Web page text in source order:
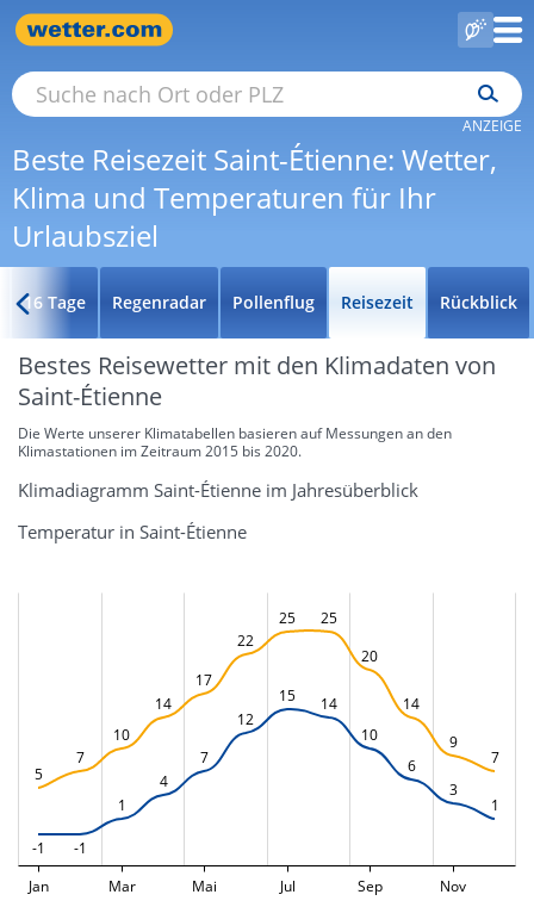
Beste Reisezeit Saint-Étienne: Wetter,
Klima und Temperaturen für Ihr
Urlaubsziel
ANZEIGE
16 Tage Regenradar Pollenflug Reisezeit Rückblick
Bestes Reisewetter mit den Klimadaten von
Saint-Étienne
Die Werte unserer Klimatabellen basieren auf Messungen an den
Klimastationen im Zeitraum 2015 bis 2020.
Klimadiagramm Saint-Étienne im Jahresüberblick
Temperatur in Saint-Étienne
5
7
10
14
17
22
25
25
20
14
9
7
-1 -1
1
4
7
12
15
14
10
6
3
1
Jan Mar Mai Jul Sep Nov